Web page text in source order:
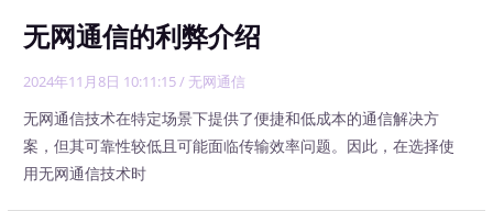
无网通信的利弊介绍
2024年11月8日 10:11:15/ 无网通信
无网通信技术在特定场景下提供了便捷和低成本的通信解决方
案，但其可靠性较低且可能面临传输效率问题。因此，在选择使
用无网通信技术时